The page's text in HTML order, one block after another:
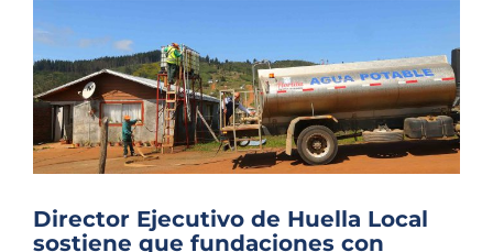
Director Ejecutivo de Huella Local
sostiene que fundaciones con